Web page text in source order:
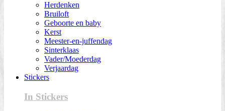
Herdenken
Bruiloft
Geboorte en baby
Kerst
Meester-en-juffendag
Sinterklaas
Vader/Moederdag
Verjaardag
Stickers
In Stickers